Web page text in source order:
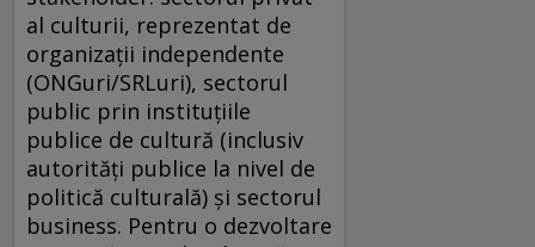
al culturii, reprezentat de
organizaţii independente
(ONGuri/SRLuri), sectorul
public prin instituţiile
publice de cultură (inclusiv
autorităţi publice la nivel de
politică culturală) şi sectorul
business. Pentru o dezvoltare